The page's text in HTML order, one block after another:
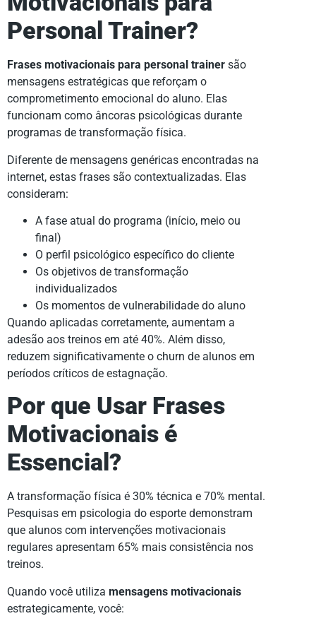
Personal Trainer?
Frases motivacionais para personal trainer são
mensagens estratégicas que reforçam o
comprometimento emocional do aluno. Elas
funcionam como âncoras psicológicas durante
programas de transformação física.
Diferente de mensagens genéricas encontradas na
internet, estas frases são contextualizadas. Elas
consideram:
A fase atual do programa (início, meio ou
final)
O perfil psicológico específico do cliente
Os objetivos de transformação
individualizados
Os momentos de vulnerabilidade do aluno
Quando aplicadas corretamente, aumentam a
adesão aos treinos em até 40%. Além disso,
reduzem significativamente o churn de alunos em
períodos críticos de estagnação.
Por que Usar Frases
Motivacionais é
Essencial?
A transformação física é 30% técnica e 70% mental.
Pesquisas em psicologia do esporte demonstram
que alunos com intervenções motivacionais
regulares apresentam 65% mais consistência nos
treinos.
Quando você utiliza mensagens motivacionais
estrategicamente, você: